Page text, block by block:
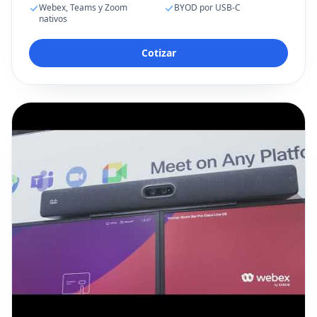
Webex, Teams y Zoom
nativos
BYOD por USB-C
Cotizar